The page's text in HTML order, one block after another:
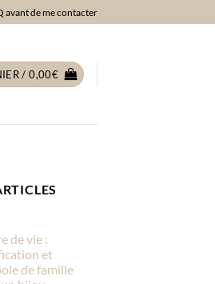
avant de me contacter
/0,00€
de vie :
et
de famille